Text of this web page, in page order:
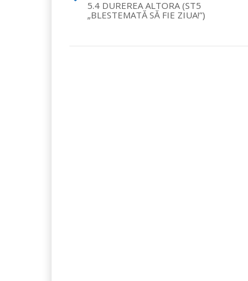
5.4 DUREREA ALTORA (ST5
„BLESTEMATĂ SĂ FIE ZIUA!”)